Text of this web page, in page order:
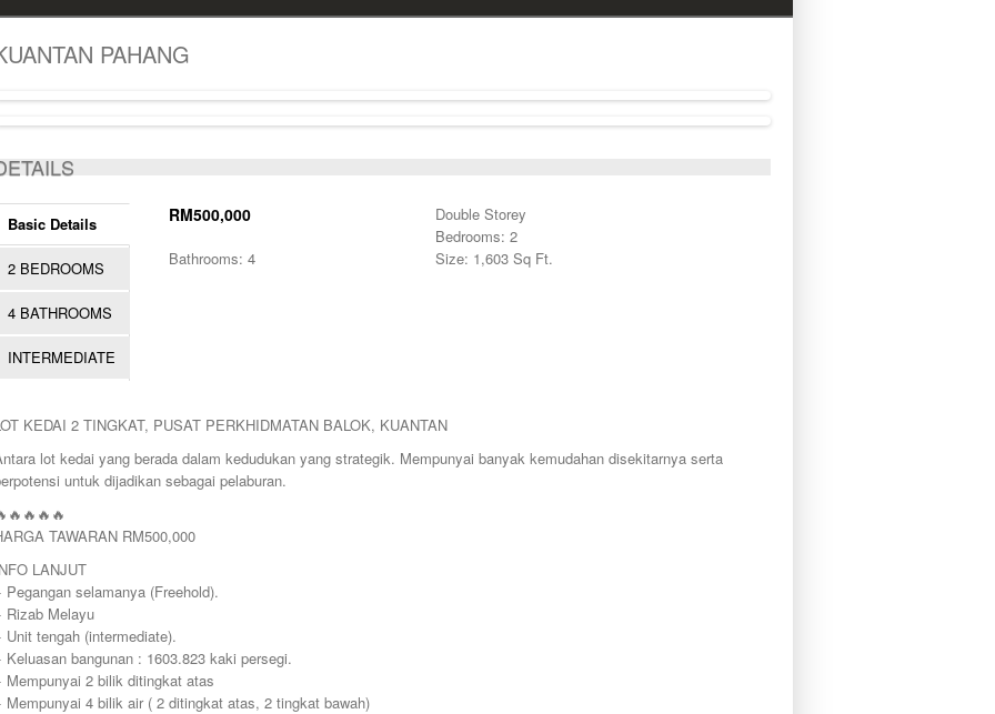
PAHANG
Basic Details
2 BEDROOMS
4 BATHROOMS
INTERMEDIATE
RM500,000
Double Storey
Bedrooms: 2
Bathrooms: 4
Size: 1,603 Sq Ft.
KEDAI 2 TINGKAT, PUSAT PERKHIDMATAN BALOK, KUANTAN
lot kedai yang berada dalam kedudukan yang strategik. Mempunyai banyak kemudahan disekitarnya serta
untuk dijadikan sebagai pelaburan.
TAWARAN RM500,000
LANJUT
Pegangan selamanya (Freehold).
Rizab Melayu
Unit tengah (intermediate).
Keluasan bangunan : 1603.823 kaki persegi.
Mempunyai 2 bilik ditingkat atas
Mempunyai 4 bilik air ( 2 ditingkat atas, 2 tingkat bawah)